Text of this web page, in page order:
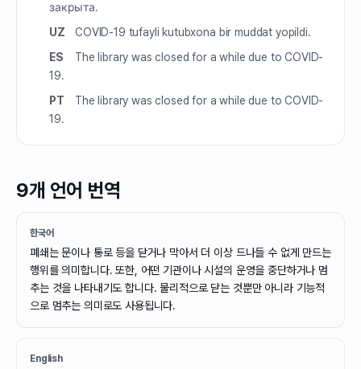
закрыта.
UZ
COVID-19 tufayli kutubxona bir muddat yopildi.
ES
The library was closed for a while due to COVID-
19.
PT
The library was closed for a while due to COVID-
19.
9개 언어 번역
한국어
폐쇄는 문이나 통로 등을 닫거나 막아서 더 이상 드나들 수 없게 만드는
행위를 의미합니다. 또한, 어떤 기관이나 시설의 운영을 중단하거나 멈
추는 것을 나타내기도 합니다. 물리적으로 닫는 것뿐만 아니라 기능적
으로 멈추는 의미로도 사용됩니다.
English